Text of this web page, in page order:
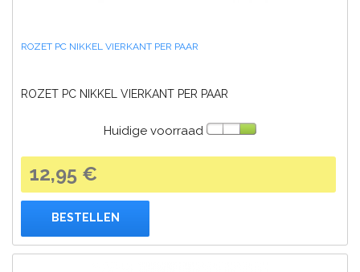
ROZET PC NIKKEL VIERKANT PER PAAR
ROZET PC NIKKEL VIERKANT PER PAAR
Huidige voorraad
12,95 €
BESTELLEN